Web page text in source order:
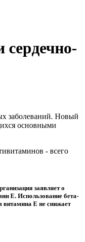
сердечно-
заболеваний. Новый
основными
- всего
заявляет о
Е. Использование бета-
витамина Е не снижает